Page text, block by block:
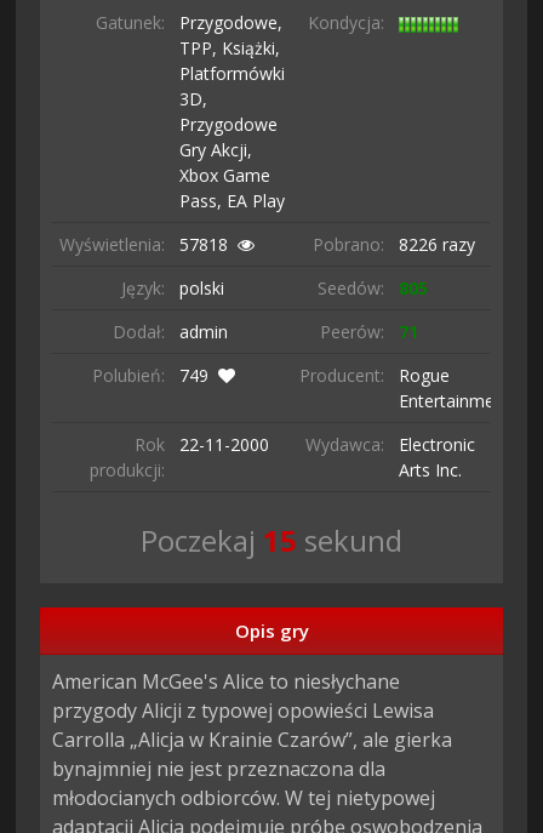
Gatunek:
Przygodowe,
TPP, Książki,
Platformówki
3D,
Przygodowe
Gry Akcji,
Xbox Game
Pass, EA Play
Kondycja:
Wyświetlenia: 57818 Pobrano:
8226 razy
Język:
polski Seedów:
805
Dodał:
admin Peerów:
71
Polubień:
749 Producent:
Rogue
Entertainment
Rok
produkcji:
22-11-2000 Wydawca:
Electronic
Arts Inc.
Poczekaj 13 sekund
Opis gry
American McGee's Alice to niesłychane
przygody Alicji z typowej opowieści Lewisa
Carrolla „Alicja w Krainie Czarów”, ale gierka
bynajmniej nie jest przeznaczona dla
młodocianych odbiorców. W tej nietypowej
adaptacji Alicja podejmuje próbę oswobodzenia